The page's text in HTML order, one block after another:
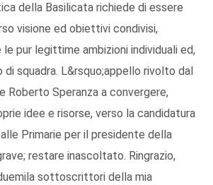
della Basilicata richiede di essere
visione ed obiettivi condivisi,
pur legittime ambizioni individuali ed,
squadra. L&rsquo;appello rivolto dal
Roberto Speranza a convergere,
idee e risorse, verso la candidatura
Primarie per il presidente della
restare inascoltato. Ringrazio,
sottoscrittori della mia